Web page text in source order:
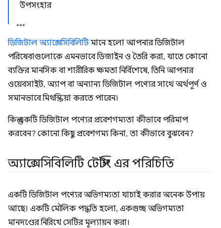
উপসংহার
ডিজিটাল অ্যাক্সেসিবিলিটিমানে হলো আপনার ডিজিটাল
পরিষেবাগুলোকে এমনভাবে ডিজাইন ও তৈরি করা, যাতে কোনো
ব্যক্তির মানসিক বা শারীরিক ক্ষমতা নির্বিশেষে, তিনি আপনার
ওয়েবসাইট, অ্যাপ বা অন্যান্য ডিজিটাল পণ্যের সাথে অর্থপূর্ণ ও
সমানভাবে মিথস্ক্রিয়া করতে পারেন।
কিন্তু একটি ডিজিটাল পণ্যের প্রবেশগম্যতা কীভাবে পরিমাপ
করবেন? কোনো কিছু প্রবেশগম্য কিনা, তা কীভাবে বুঝবেন?
অ্যাক্সেসিবিলিটি টেস্টিং এর পরিচিতি
একটি ডিজিটাল পণ্যের অভিগম্যতা যাচাই করার অনেক উপায়
আছে। একটি মৌলিক পদ্ধতি হলো, একগুচ্ছ অভিগম্যতা
মানদণ্ডের নিরিখে সেটির মূল্যায়ন করা।